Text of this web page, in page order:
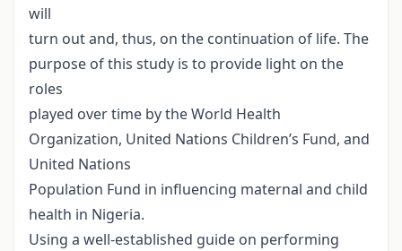
will
turn out and, thus, on the continuation of life. The
purpose of this study is to provide light on the
roles
played over time by the World Health
Organization, United Nations Children’s Fund, and
United Nations
Population Fund in influencing maternal and child
health in Nigeria.
Using a well-established guide on performing